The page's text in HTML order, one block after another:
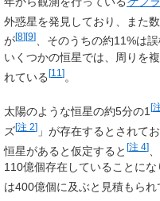
外惑星を発見しており、また
が[8][9] 、そのうちの約11%は
いくつかの恒星では、周りを
れている[11 ]。
太陽のような恒星の約5分の1 [
ズ[注 2] 」が存在するとされて
恒星があると仮定すると [注 4]
110億個存在していることにな
は400億個に及ぶと見積もられ